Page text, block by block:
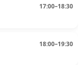
17:00–18:30
18:00–19:30